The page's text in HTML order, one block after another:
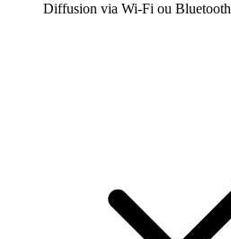
Diffusion via Wi-Fi ou Bluetooth